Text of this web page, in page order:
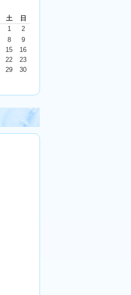
土 日
1
2
8
9
15
16
22
23
29
30